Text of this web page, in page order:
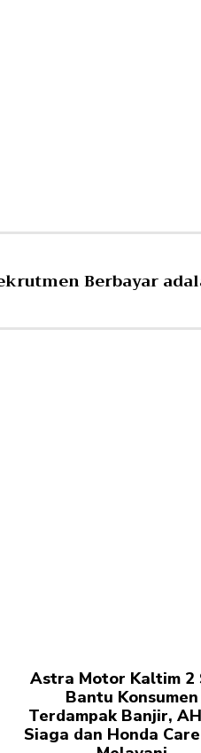
Berbayar
Astra Motor Kaltim 2
Bantu Konsumen
Terdampak Banjir,
Siaga dan Honda